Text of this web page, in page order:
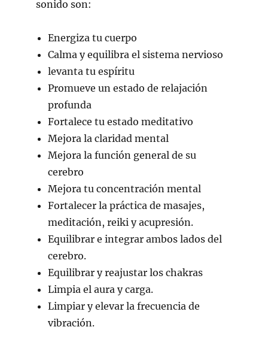
sonido son:
Energiza tu cuerpo
Calma y equilibra el sistema nervioso
levanta tu espíritu
Promueve un estado de relajación
profunda
Fortalece tu estado meditativo
Mejora la claridad mental
Mejora la función general de su
cerebro
Mejora tu concentración mental
Fortalecer la práctica de masajes,
meditación, reiki y acupresión.
Equilibrar e integrar ambos lados del
cerebro.
Equilibrar y reajustar los chakras
Limpia el aura y carga.
Limpiar y elevar la frecuencia de
vibración.